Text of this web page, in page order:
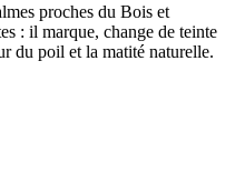
proches du Bois et
: il marque, change de teinte
du poil et la matité naturelle.